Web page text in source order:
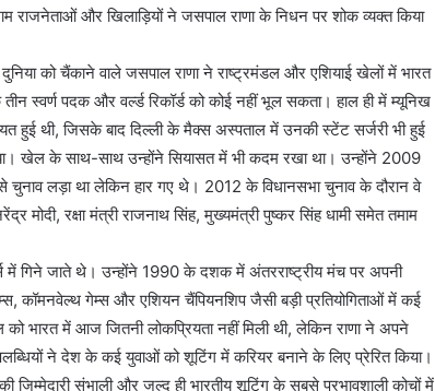
राजनेताओं और खिलाड़ियों ने जसपाल राणा के निधन पर शोक व्यक्त किया
को चैंकाने वाले जसपाल राणा ने राष्ट्रमंडल और एशियाई खेलों में भारत
स्वर्ण पदक और वर्ल्ड रिकॉर्ड को कोई नहीं भूल सकता। हाल ही में म्यूनिख
हुई थी, जिसके बाद दिल्ली के मैक्स अस्पताल में उनकी स्टेंट सर्जरी भी हुई
खेल के साथ-साथ उन्होंने सियासत में भी कदम रखा था। उन्होंने 2009
चुनाव लड़ा था लेकिन हार गए थे। 2012 के विधानसभा चुनाव के दौरान वे
रक्षा मंत्री राजनाथ सिंह, मुख्यमंत्री पुष्कर सिंह धामी समेत तमाम
गिने जाते थे। उन्होंने 1990 के दशक में अंतरराष्ट्रीय मंच पर अपनी
कॉमनवेल्थ गेम्स और एशियन चैंपियनशिप जैसी बड़ी प्रतियोगिताओं में कई
भारत में आज जितनी लोकप्रियता नहीं मिली थी, लेकिन राणा ने अपने
ने देश के कई युवाओं को शूटिंग में करियर बनाने के लिए प्रेरित किया।
जिम्मेदारी संभाली और जल्द ही भारतीय शूटिंग के सबसे प्रभावशाली कोचों में